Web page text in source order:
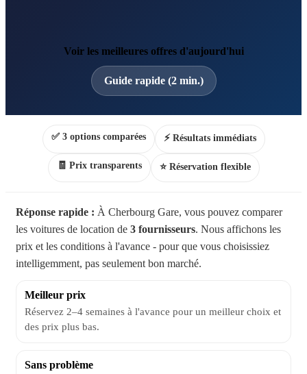
Voir les meilleures offres d'aujourd'hui
Guide rapide (2 min.)
✅ 3 options comparées ⚡ Résultats immédiats
🧾 Prix transparents ⭐ Réservation flexible
Réponse rapide : À Cherbourg Gare, vous pouvez comparer
les voitures de location de 3 fournisseurs. Nous affichons les
prix et les conditions à l'avance - pour que vous choisissiez
intelligemment, pas seulement bon marché.
Meilleur prix
Réservez 2–4 semaines à l'avance pour un meilleur choix et
des prix plus bas.
Sans problème